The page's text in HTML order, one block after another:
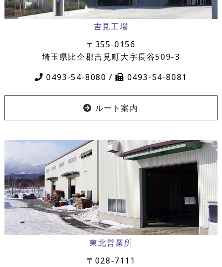
吉見工場
〒355-0156
埼玉県比企郡吉見町大字長谷509-3
0493-54-8080 /
0493-54-8081
ルート案内
東北営業所
〒028-7111